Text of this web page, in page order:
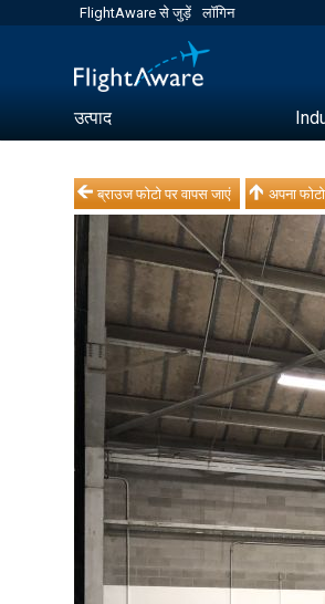
FlightAware से जुड़ें लॉगिन
उत्पाद
ब्राउज फोटो पर वापस जाएं अपना